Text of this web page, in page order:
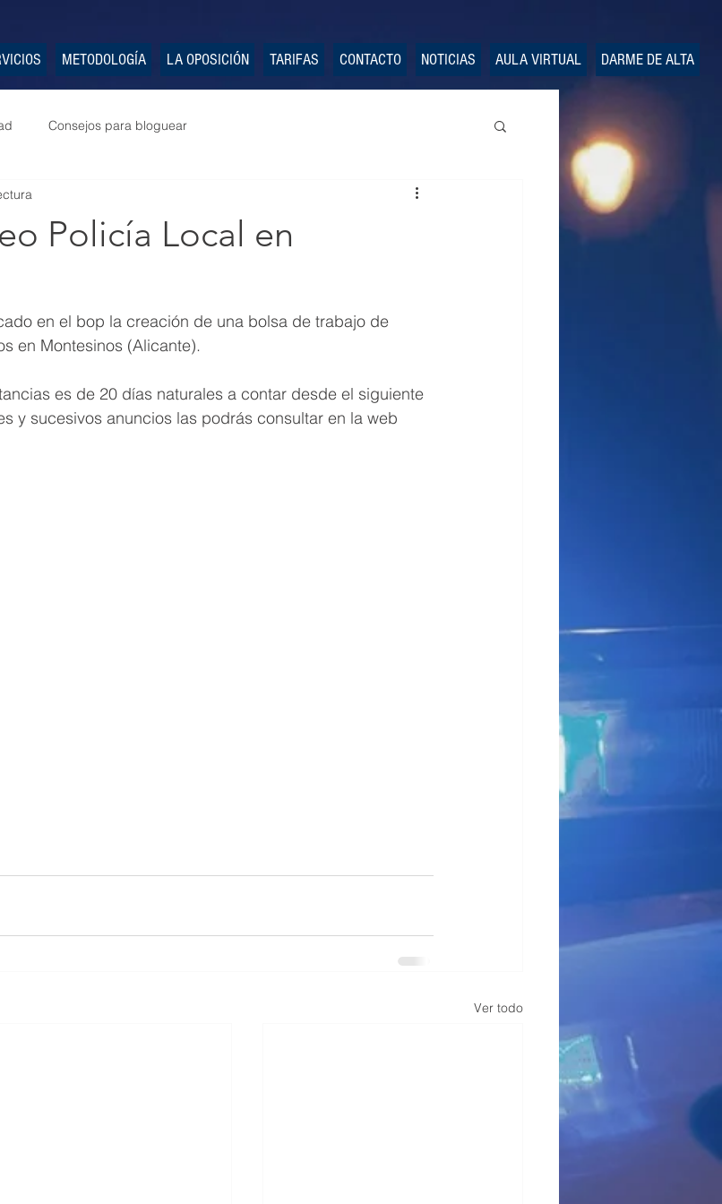
METODOLOGÍA LA OPOSICIÓN TARIFAS CONTACTO NOTICIAS AULA VIRTUAL DARME DE ALTA
Consejos para bloguear
Policía Local en
en el bop la creación de una bolsa de trabajo de
en Montesinos (Alicante).
es de 20 días naturales a contar desde el siguiente
y sucesivos anuncios las podrás consultar en la web
Ver todo